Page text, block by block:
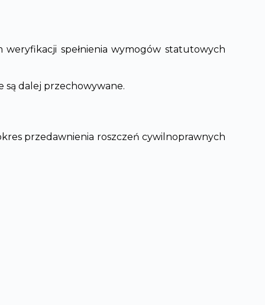
spełnienia wymogów statutowych
są dalej przechowywane.
przedawnienia roszczeń cywilnoprawnych